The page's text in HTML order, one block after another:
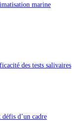
marine
des tests salivaires
d’un cadre